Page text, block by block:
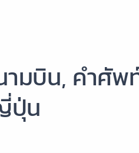
มบิน, คำศัพ
ปุ่น